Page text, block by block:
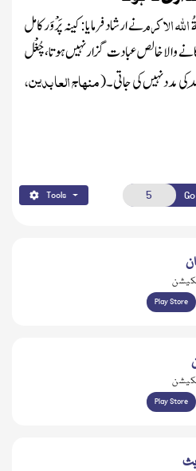
الاکرمنے ارشاد فرمایا: کینہ پَرْوَر کامل
والا خالص عبادت گزار نہیں ہو تا ، چُغْل
مدد نہیں کی جاتی ۔(منھاج العا بدین،
Tools Go
Play Store
Play Store